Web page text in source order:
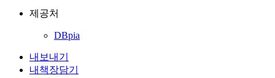
제공처
DBpia
내보내기
내책장담기